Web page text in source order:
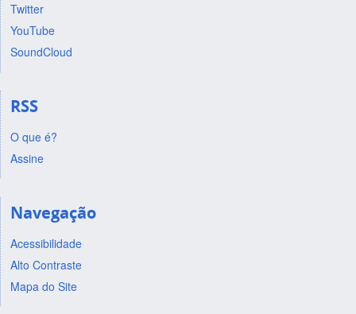
Twitter
YouTube
SoundCloud
RSS
O que é?
Assine
Navegação
Acessibilidade
Alto Contraste
Mapa do Site